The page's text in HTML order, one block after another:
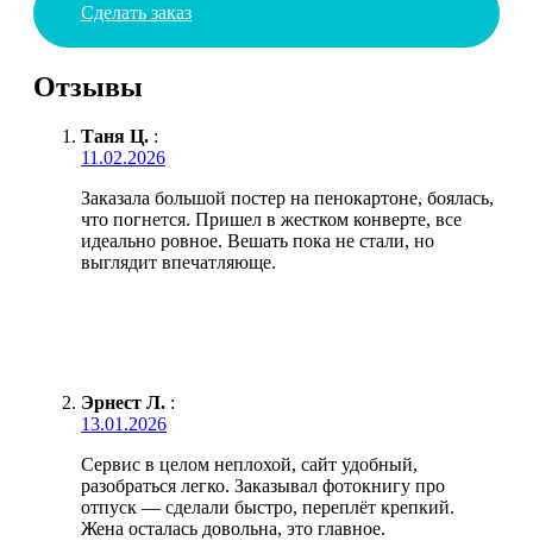
Сделать заказ
Отзывы
Таня Ц. :
11.02.2026
Заказала большой постер на пенокартоне, боялась,
что погнется. Пришел в жестком конверте, все
идеально ровное. Вешать пока не стали, но
выглядит впечатляюще.
Эрнест Л. :
13.01.2026
Сервис в целом неплохой, сайт удобный,
разобраться легко. Заказывал фотокнигу про
отпуск — сделали быстро, переплёт крепкий.
Жена осталась довольна, это главное.